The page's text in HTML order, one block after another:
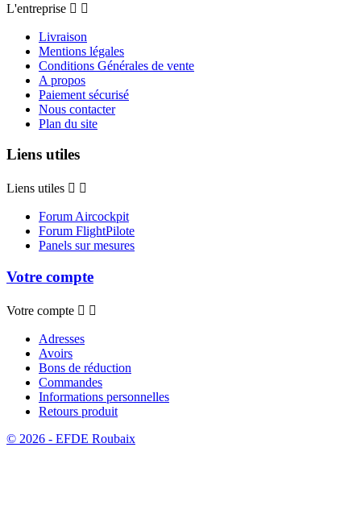
L'entreprise  
Livraison
Mentions légales
Conditions Générales de vente
A propos
Paiement sécurisé
Nous contacter
Plan du site
Liens utiles
Liens utiles  
Forum Aircockpit
Forum FlightPilote
Panels sur mesures
Votre compte
Votre compte  
Adresses
Avoirs
Bons de réduction
Commandes
Informations personnelles
Retours produit
© 2026 - EFDE Roubaix